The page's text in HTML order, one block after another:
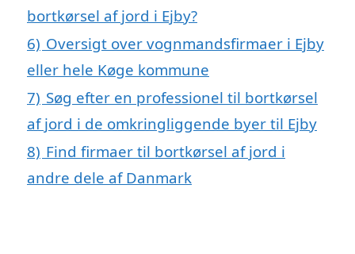
bortkørsel af jord i Ejby?
6) Oversigt over vognmandsfirmaer i Ejby
eller hele Køge kommune
7) Søg efter en professionel til bortkørsel
af jord i de omkringliggende byer til Ejby
8) Find firmaer til bortkørsel af jord i
andre dele af Danmark